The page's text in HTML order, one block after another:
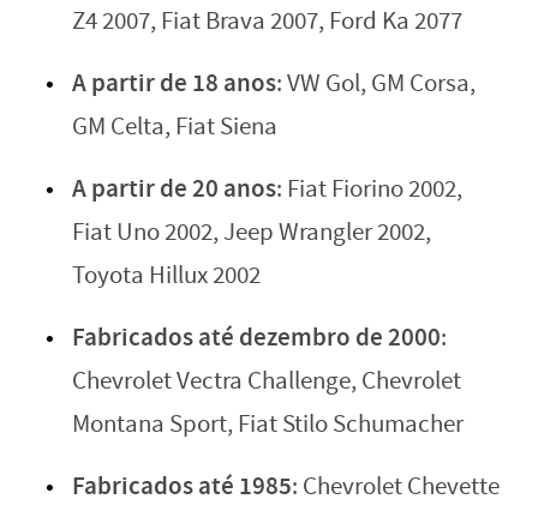
Z4 2007, Fiat Brava 2007, Ford Ka 2077
A partir de 18 anos: VW Gol, GM Corsa,
GM Celta, Fiat Siena
A partir de 20 anos: Fiat Fiorino 2002,
Fiat Uno 2002, Jeep Wrangler 2002,
Toyota Hillux 2002
Fabricados até dezembro de 2000:
Chevrolet Vectra Challenge, Chevrolet
Montana Sport, Fiat Stilo Schumacher
Fabricados até 1985: Chevrolet Chevette